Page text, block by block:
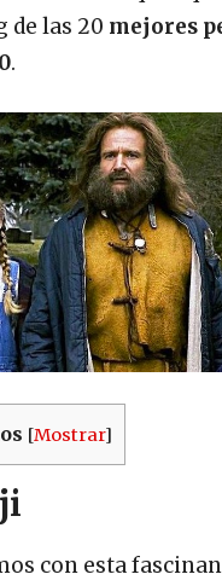
de las 20 mejores
.
[Mostrar]
con esta